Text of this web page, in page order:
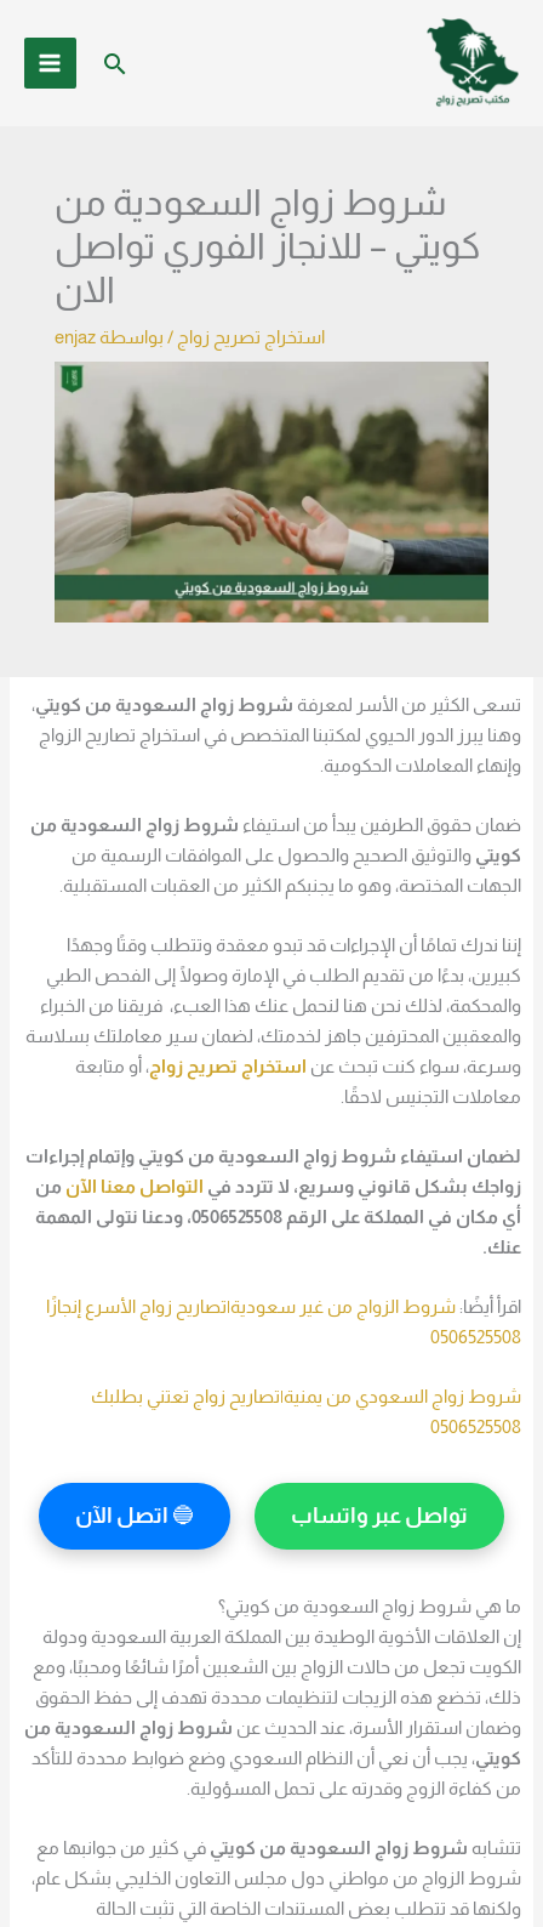
المحتوى
البحث
شروط زواج السعودية من
كويتي – للانجاز الفوري تواصل
الان
استخراج تصريح زواج / بواسطةenjaz
تسعى الكثير من الأسر لمعرفة شروط زواج السعودية من كويتي،
وهنا يبرز الدور الحيوي لمكتبنا المتخصص في استخراج تصاريح الزواج
وإنهاء المعاملات الحكومية.
ضمان حقوق الطرفين يبدأ من استيفاء شروط زواج السعودية من
كويتي والتوثيق الصحيح والحصول على الموافقات الرسمية من
الجهات المختصة، وهو ما يجنبكم الكثير من العقبات المستقبلية.
إننا ندرك تمامًا أن الإجراءات قد تبدو معقدة وتتطلب وقتًا وجهدًا
كبيرين، بدءًا من تقديم الطلب في الإمارة وصولًا إلى الفحص الطبي
والمحكمة، لذلك نحن هنا لنحمل عنك هذا العبء، فريقنا من الخبراء
والمعقبين المحترفين جاهز لخدمتك، لضمان سير معاملتك بسلاسة
وسرعة، سواء كنت تبحث عن استخراج تصريح زواج، أو متابعة
معاملات التجنيس لاحقًا.
لضمان استيفاء شروط زواج السعودية من كويتي وإتمام إجراءات
زواجك بشكل قانوني وسريع، لا تتردد في التواصل معنا الآن من
أي مكان في المملكة
على الرقم 0506525508، ودعنا نتولى المهمة
عنك.
اقرأ أيضًا:شروط الزواج من غير سعودية|تصاريح زواج الأسرع إنجازًا
0506525508
شروط زواج السعودي من يمنية|تصاريح زواج تعتني بطلبك
0506525508
تواصل عبر واتساب 🔵 اتصل الآن
ما هي شروط زواج السعودية من كويتي؟
إن العلاقات الأخوية الوطيدة بين المملكة العربية السعودية ودولة
الكويت تجعل من حالات الزواج بين الشعبين أمرًا شائعًا ومحببًا، ومع
ذلك، تخضع هذه الزيجات لتنظيمات محددة تهدف إلى حفظ الحقوق
وضمان استقرار الأسرة، عند الحديث عن شروط زواج السعودية من
كويتي، يجب أن نعي أن النظام السعودي وضع ضوابط محددة للتأكد
من كفاءة الزوج وقدرته على تحمل المسؤولية.
تتشابه شروط زواج السعودية من كويتي في كثير من جوانبها مع
شروط الزواج من مواطني دول مجلس التعاون الخليجي بشكل عام،
ولكنها قد تتطلب بعض المستندات الخاصة التي تثبت الحالة